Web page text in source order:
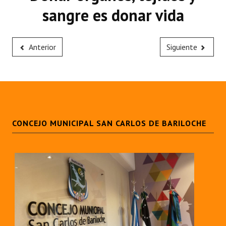
sangre es donar vida
Anterior Siguiente
CONCEJO MUNICIPAL SAN CARLOS DE BARILOCHE